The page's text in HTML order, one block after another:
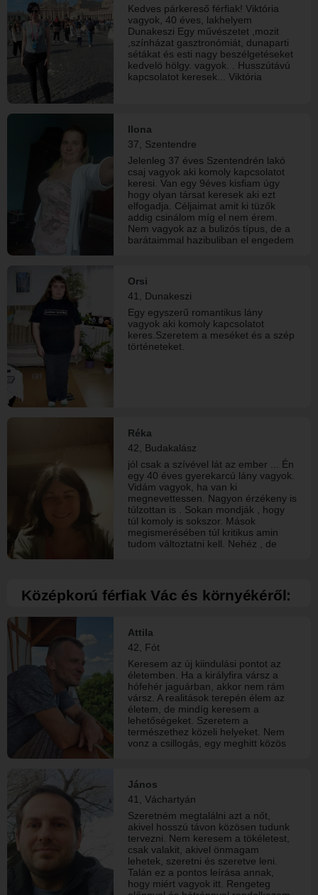
Kedves párkereső férfiak! Viktória
vagyok, 40 éves, lakhelyem
Dunakeszi Egy művészetet ,mozit
,színházat gasztronómiát, dunaparti
sétákat és esti nagy beszélgetéseket
kedvelö hölgy. vagyok. . Husszútávú
kapcsolatot keresek... Viktória
Ilona
37, Szentendre
Jelenleg 37 éves Szentendrén lakó
csaj vagyok aki komoly kapcsolatot
keresi. Van egy 9éves kisfiam úgy
hogy olyan társat keresek aki ezt
elfogadja. Céljaimat amit ki tüzők
addig csinálom míg el nem érem.
Nem vagyok az a bulizós típus, de a
barátaimmal hazibuliban el engedem
Orsi
41, Dunakeszi
Egy egyszerű romantikus lány
vagyok aki komoly kapcsolatot
keres.Szeretem a meséket és a szép
történeteket.
Réka
42, Budakalász
jól csak a szívével lát az ember ... Én
egy 40 éves gyerekarcú lány vagyok.
Vidám vagyok, ha van ki
megnevettessen. Nagyon érzékeny is
túlzottan is . Sokan mondják , hogy
túl komoly is sokszor. Mások
megismerésében túl kritikus amin
tudom változtatni kell. Nehéz , de
mondanék le. Jó tulajdonságaim:
szelíd, szerény túlzottan is, vidám,
Középkorú férfiak Vác és környékéről:
Attila
42, Fót
Keresem az új kiindulási pontot az
életemben. Ha a királyfira vársz a
hófehér jaguárban, akkor nem rám
vársz. A realitások terepén élem az
életem, de mindíg keresem a
lehetőségeket. Szeretem a
természethez közeli helyeket. Nem
vonz a csillogás, egy meghitt közös
személyiség. Van két gyermekem,
akik nem velem élnek, meg egy
folyamtban lévő válásom. A többi
meg úgyis kiderül idővel. A tettekben
hiszek és nem a szavakban. Nem az
a típus vagyok, aki az első randin
végérvényesen levesz a lábadról.
Nekem idő kell. Viszont, ha egyszer
elköteleződök, akkor csak TE leszel.
Fekete van és fehér, a szürkét nem
János
41, Váchartyán
Szeretném megtalálni azt a nőt,
akivel hosszú távon közösen tudunk
tervezni. Nem keresem a tökéletest,
csak valakit, akivel önmagam
lehetek, szeretni és szeretve leni.
Talán ez a pontos leírása annak,
hogy miért vagyok itt. Rengeteg